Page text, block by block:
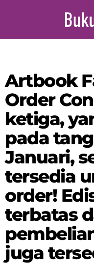
Artbook
Order
ketiga,
pada
Januari,
tersedia
order!
terbatas
juga